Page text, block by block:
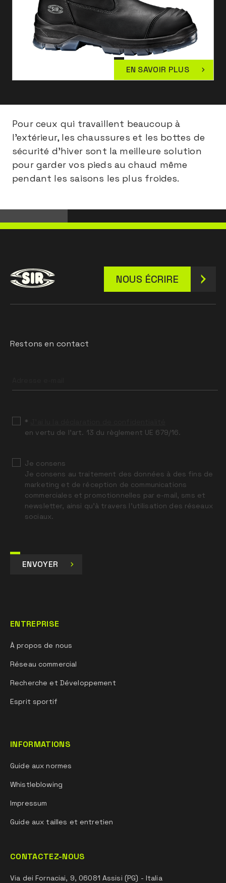
EN SAVOIR PLUS
Pour ceux qui travaillent beaucoup à
l'extérieur, les chaussures et les bottes de
sécurité d'hiver sont la meilleure solution
pour garder vos pieds au chaud même
pendant les saisons les plus froides.
NOUS ÉCRIRE
Restons en contact
field
*
en vertu de l’art. 13 du règlement UE 679/16.
Je consens
Je consens au traitement des données à des fins de
marketing et de réception de communications
commerciales et promotionnelles par e-mail, sms et
newsletter, ainsi qu’à travers l’utilisation des réseaux
sociaux.
ENVOYER
ENTREPRISE
À propos de nous
Réseau commercial
Recherche et Développement
Esprit sportif
INFORMATIONS
Guide aux normes
Whistleblowing
Impressum
Guide aux tailles et entretien
CONTACTEZ-NOUS
Via dei Fornaciai, 9, 06081 Assisi (PG) - Italia